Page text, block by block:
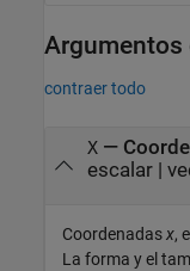
Argumentos
contraer todo
X—
escalar|
Coordenadasx,
La forma y el